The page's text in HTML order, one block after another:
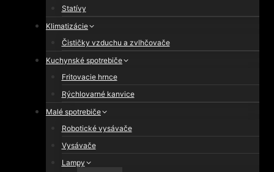
Statívy
Klimatizácie
Čističky vzduchu a zvlhčovače
Kuchynské spotrebiče
Fritovacie hrnce
Rýchlovarné kanvice
Malé spotrebiče
Robotické vysávače
Vysávače
Lampy